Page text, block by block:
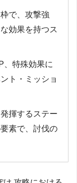
で、攻撃強
効果を持つス
、特殊効果に
ト・ミッショ
揮するステー
素で、討伐の